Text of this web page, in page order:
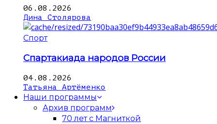
06.08.2026
Дина Столярова
Спорт
Спартакиада народов России
04.08.2026
Татьяна Артёменко
Наши программы
Архив программ
70 лет с Магниткой